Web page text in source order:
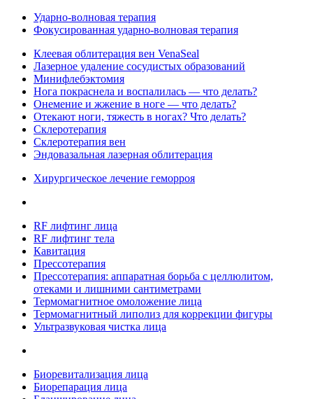
Ударно-волновая терапия
Фокусированная ударно-волновая терапия
Клеевая облитерация вен VenaSeal
Лазерное удаление сосудистых образований
Минифлебэктомия
Нога покраснела и воспалилась — что делать?
Онемение и жжение в ноге — что делать?
Отекают ноги, тяжесть в ногах? Что делать?
Склеротерапия
Склеротерапия вен
Эндовазальная лазерная облитерация
Хирургическое лечение геморроя
RF лифтинг лица
RF лифтинг тела
Кавитация
Прессотерапия
Прессотерапия: аппаратная борьба с целлюлитом,
отеками и лишними сантиметрами
Термомагнитное омоложение лица
Термомагнитный липолиз для коррекции фигуры
Ультразвуковая чистка лица
Биоревитализация лица
Биорепарация лица